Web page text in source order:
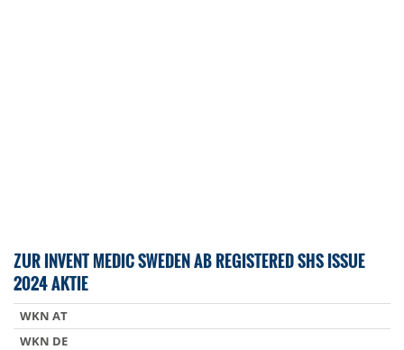
ZUR INVENT MEDIC SWEDEN AB REGISTERED SHS ISSUE
2024 AKTIE
WKN AT
WKN DE